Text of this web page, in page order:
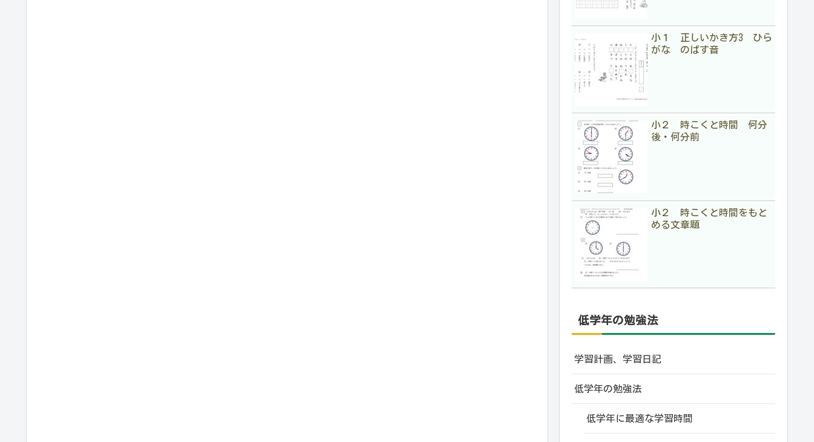
小１ 正しいかき方3 ひら
がな のばす音
小２ 時こくと時間 何分
後・何分前
小２ 時こくと時間をもと
める文章題
低学年の勉強法
学習計画、学習日記
低学年の勉強法
低学年に最適な学習時間